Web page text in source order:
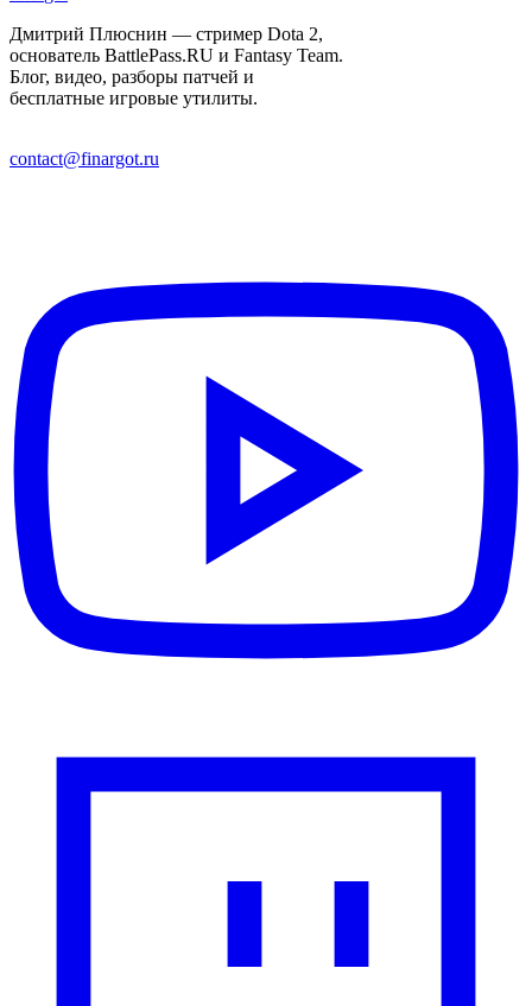
Дмитрий Плюснин — стример Dota 2,
основатель BattlePass.RU и Fantasy Team.
Блог, видео, разборы патчей и
бесплатные игровые утилиты.
contact@finargot.ru